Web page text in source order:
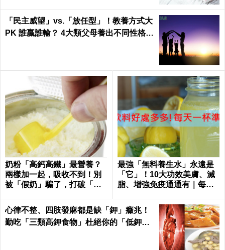
「民主威望」vs.「放任型」！教養方式大
PK 誰贏誰輸？ 4大類父母養出不同性格的
奶粉「高鈣高鐵」最營養？
兩樣加一起，吸收不到！別
被「假奶」騙了，打破「營
最強「無料養生水」永遠是
「它」！10大功效美膚、減
脂、增強免疫通通有｜每日
心律不整、四肢發麻都是缺「鉀」癥兆！
勤吃「三類高鉀食物」杜絕你的「低鉀」